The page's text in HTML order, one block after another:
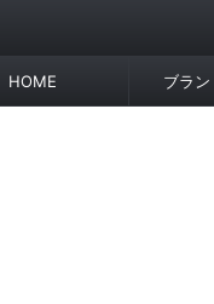
HOME ブラ